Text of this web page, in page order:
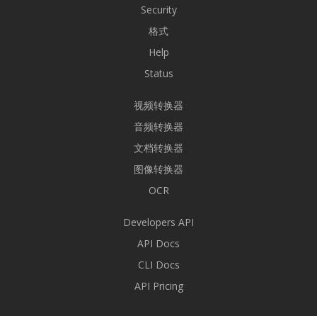
Security
格式
Help
Status
视频转换器
音频转换器
文档转换器
图像转换器
OCR
Developers API
API Docs
CLI Docs
API Pricing